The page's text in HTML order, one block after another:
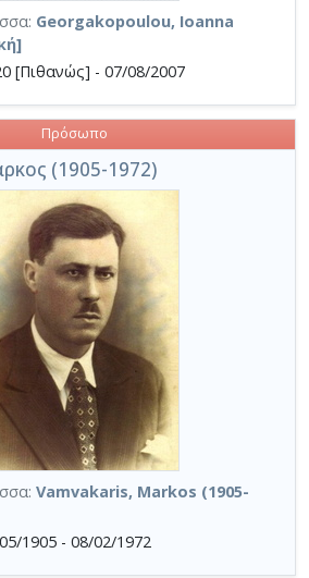
Georgakopoulou, Ioanna
[Πιθανώς] - 07/08/2007
(1905-1972)
Πρόσωπο
Vamvakaris, Markos (1905-
1905 - 08/02/1972